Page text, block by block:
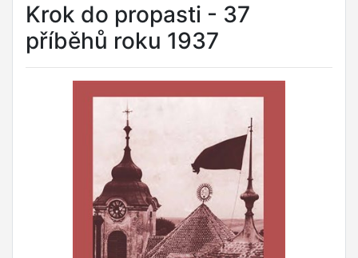
Krok do propasti - 37
příběhů roku 1937